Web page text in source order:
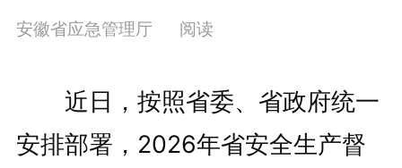
安徽省应急管理厅 阅读
近日，按照省委、省政府统一
安排部署，2026年省安全生产督